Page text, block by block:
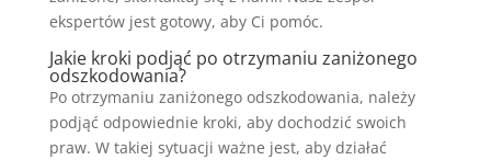
ekspertów jest gotowy, aby Ci pomóc.
Jakie kroki podjąć po otrzymaniu zaniżonego
odszkodowania?
Po otrzymaniu zaniżonego odszkodowania, należy
podjąć odpowiednie kroki, aby dochodzić swoich
praw. W takiej sytuacji ważne jest, aby działać